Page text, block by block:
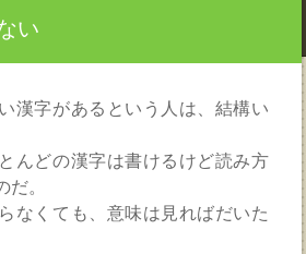
い
漢字があるという人は、結構い
んどの漢字は書けるけど読み方
だ。
なくても、意味は見ればだいた